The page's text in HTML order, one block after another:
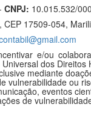
CNPJ: 10.015.532/
17509-054,
e/ou
dos Direitos
mediante
vulnerabilidade ou
eventos
de